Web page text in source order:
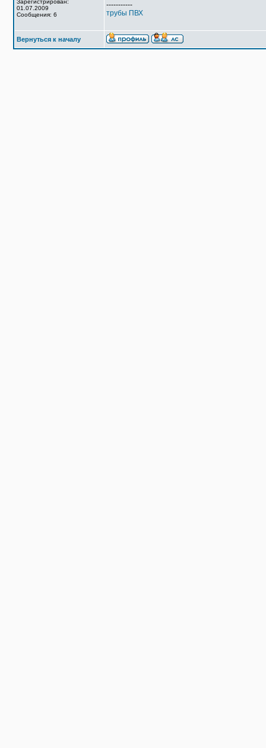
Зарегистрирован:
01.07.2009
Сообщения: 6
-----------
трубы ПВХ
Вернуться к началу